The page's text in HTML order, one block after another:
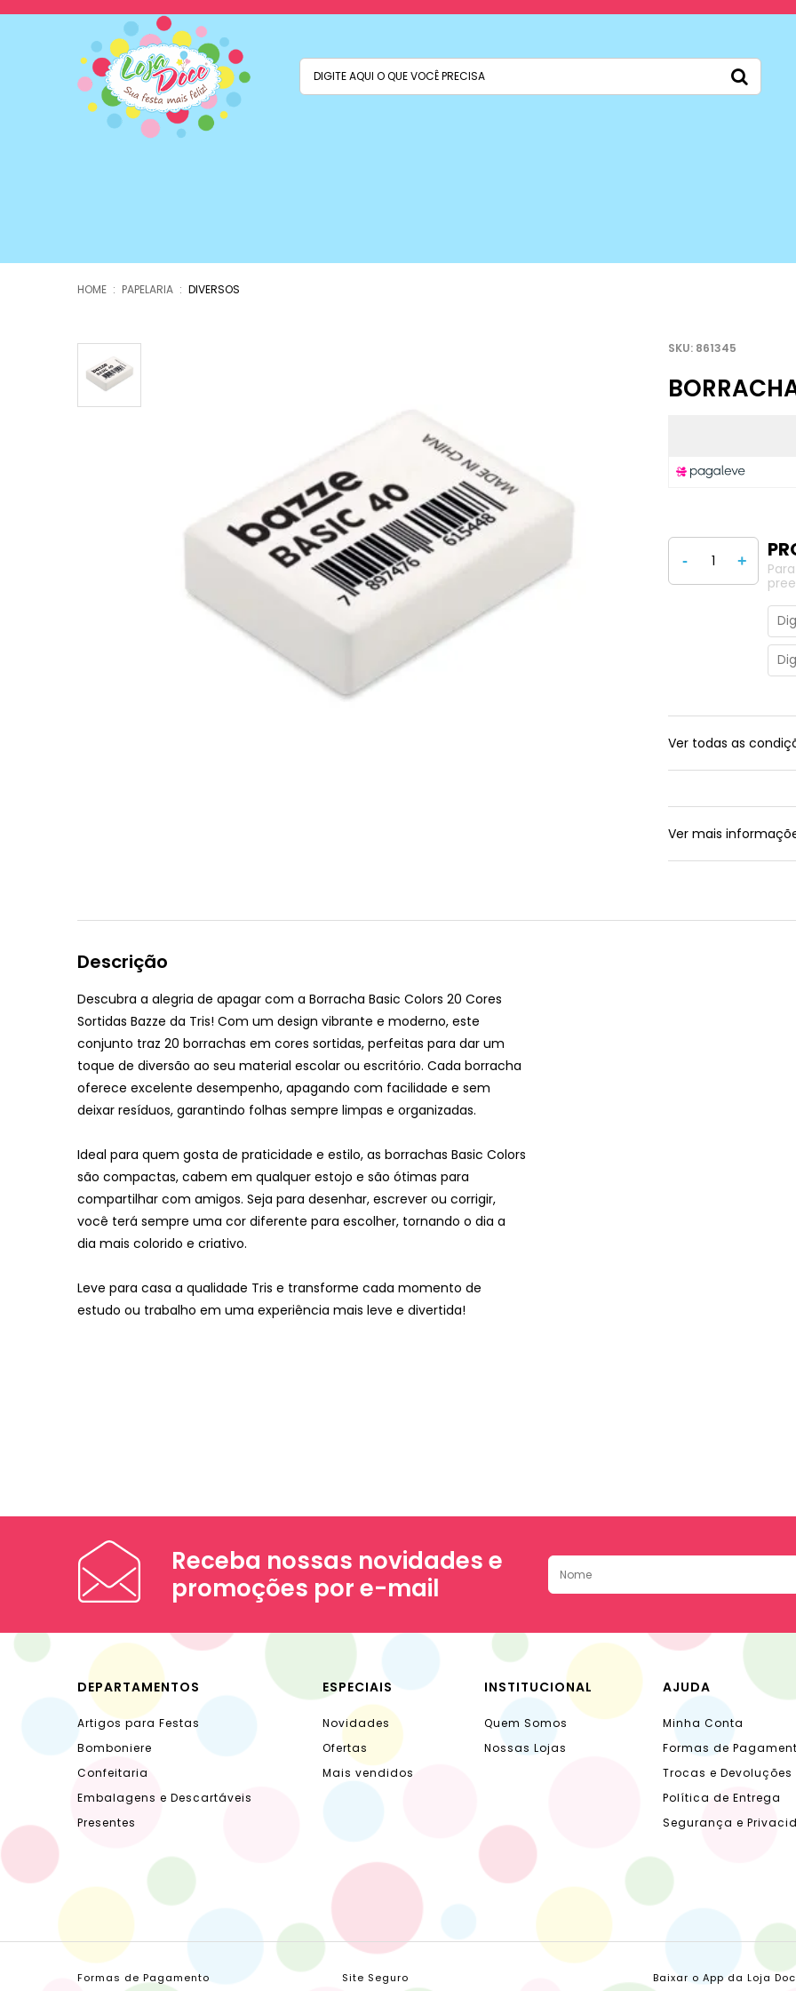
PAPELARIA DIVERSOS
861345
- +
Ver todas as
Ver mais
Descrição
Descubra a alegria de apagar com a Borracha Basic Colors 20 Cores
Sortidas Bazze da Tris! Com um design vibrante e moderno, este
conjunto traz 20 borrachas em cores sortidas, perfeitas para dar um
toque de diversão ao seu material escolar ou escritório. Cada borracha
oferece excelente desempenho, apagando com facilidade e sem
deixar resíduos, garantindo folhas sempre limpas e organizadas.
Ideal para quem gosta de praticidade e estilo, as borrachas Basic Colors
são compactas, cabem em qualquer estojo e são ótimas para
compartilhar com amigos. Seja para desenhar, escrever ou corrigir,
você terá sempre uma cor diferente para escolher, tornando o dia a
dia mais colorido e criativo.
Leve para casa a qualidade Tris e transforme cada momento de
estudo ou trabalho em uma experiência mais leve e divertida!
Receba nossas novidades e
promoções por e-mail
DEPARTAMENTOS
Artigos para Festas
Bomboniere
Confeitaria
Embalagens e Descartáveis
Presentes
ESPECIAIS
Novidades
Ofertas
Mais vendidos
INSTITUCIONAL
Quem Somos
Nossas Lojas
AJUDA
Minha Conta
Formas de
Trocas e Devoluções
Política de Entrega
Segurança e
Formas de Pagamento Site Seguro Baixar o App da Loja